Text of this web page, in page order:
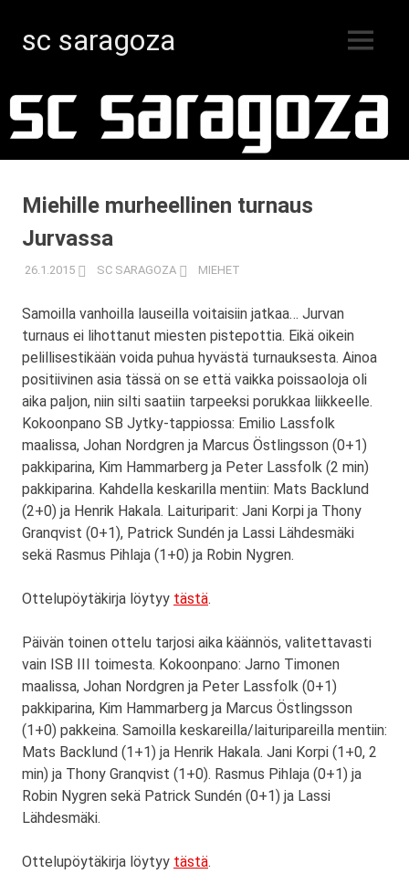
content
sc saragoza
vuodesta
1996
MENU
Miehille murheellinen turnaus
Jurvassa
26.1.2015 SC SARAGOZA MIEHET
Samoilla vanhoilla lauseilla voitaisiin jatkaa… Jurvan
turnaus ei lihottanut miesten pistepottia. Eikä oikein
pelillisestikään voida puhua hyvästä turnauksesta. Ainoa
positiivinen asia tässä on se että vaikka poissaoloja oli
aika paljon, niin silti saatiin tarpeeksi porukkaa liikkeelle.
Kokoonpano SB Jytky-tappiossa: Emilio Lassfolk
maalissa, Johan Nordgren ja Marcus Östlingsson (0+1)
pakkiparina, Kim Hammarberg ja Peter Lassfolk (2 min)
pakkiparina. Kahdella keskarilla mentiin: Mats Backlund
(2+0) ja Henrik Hakala. Laituriparit: Jani Korpi ja Thony
Granqvist (0+1), Patrick Sundén ja Lassi Lähdesmäki
sekä Rasmus Pihlaja (1+0) ja Robin Nygren.
Ottelupöytäkirja löytyy tästä.
Päivän toinen ottelu tarjosi aika käännös, valitettavasti
vain ISB III toimesta. Kokoonpano: Jarno Timonen
maalissa, Johan Nordgren ja Peter Lassfolk (0+1)
pakkiparina, Kim Hammarberg ja Marcus Östlingsson
(1+0) pakkeina. Samoilla keskareilla/laituripareilla mentiin:
Mats Backlund (1+1) ja Henrik Hakala. Jani Korpi (1+0, 2
min) ja Thony Granqvist (1+0). Rasmus Pihlaja (0+1) ja
Robin Nygren sekä Patrick Sundén (0+1) ja Lassi
Lähdesmäki.
Ottelupöytäkirja löytyy tästä.